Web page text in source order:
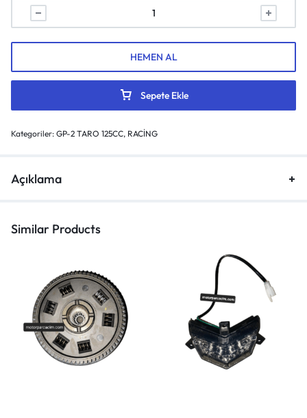
Sepete Ekle
HEMEN AL
Kategoriler: GP-2 TARO 125CC, RACİNG
Açıklama
Similar Products